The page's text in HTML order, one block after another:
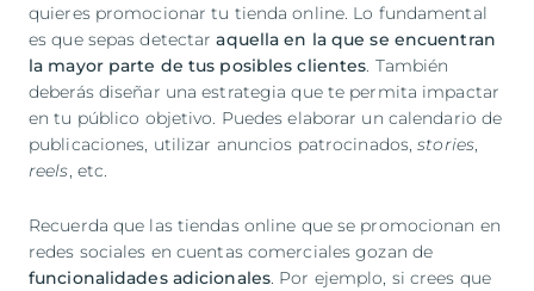
quieres promocionar tu tienda online. Lo fundamental
es que sepas detectar aquella en la que se encuentran
la mayor parte de tus posibles clientes . También
deberás diseñar una estrategia que te permita impactar
en tu público objetivo. Puedes elaborar un calendario de
publicaciones, utilizar anuncios patrocinados, stories
reels , etc.
Recuerda que las tiendas online que se promocionan en
redes sociales en cuentas comerciales gozan de
funcionalidades adicionales . Por ejemplo, si crees que